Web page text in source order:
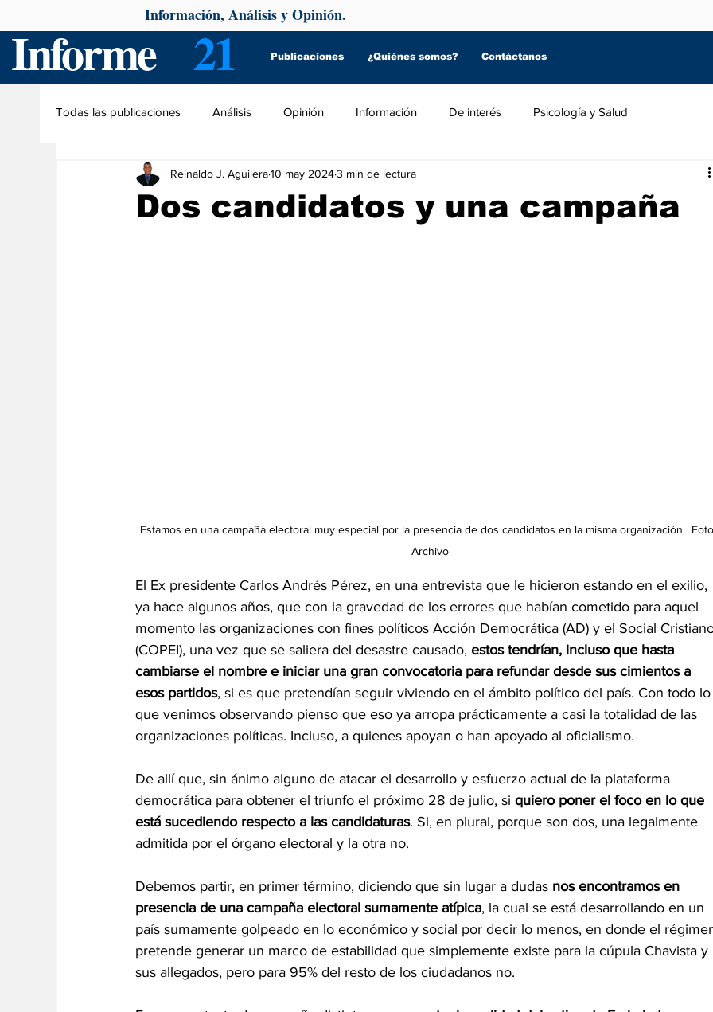
Informe 21 Publicaciones ¿Quiénes somos? Contáctanos
Información, Análisis y Opinión.
Todas las publicaciones Análisis Opinión Información De interés Psicología y Salud
Dos candidatos y una campaña
Reinaldo J. Aguilera10 may 20243 min de lectura
Estamos en una campaña electoral muy especial por la presencia de dos candidatos en la misma organización.
Archivo
El Ex presidente Carlos Andrés Pérez, en una entrevista que le hicieron estando en el exilio,
ya hace algunos años, que con la gravedad de los errores que habían cometido para aquel
momento las organizaciones con fines políticos Acción Democrática (AD) y el Social
(COPEI), una vez que se saliera del desastre causado, estos tendrían, incluso que hasta
cambiarse el nombre e iniciar una gran convocatoria para refundar desde sus cimientos a
esos partidos, si es que pretendían seguir viviendo en el ámbito político del país. Con todo lo
que venimos observando pienso que eso ya arropa prácticamente a casi la totalidad de las
organizaciones políticas. Incluso, a quienes apoyan o han apoyado al oficialismo.
De allí que, sin ánimo alguno de atacar el desarrollo y esfuerzo actual de la plataforma
democrática para obtener el triunfo el próximo 28 de julio, si quiero poner el foco en lo que
está sucediendo respecto a las candidaturas. Si, en plural, porque son dos, una legalmente
admitida por el órgano electoral y la otra no.
Debemos partir, en primer término, diciendo que sin lugar a dudas nos encontramos en
presencia de una campaña electoral sumamente atípica, la cual se está desarrollando en un
país sumamente golpeado en lo económico y social por decir lo menos, en donde el
pretende generar un marco de estabilidad que simplemente existe para la cúpula Chavista y
sus allegados, pero para 95% del resto de los ciudadanos no.